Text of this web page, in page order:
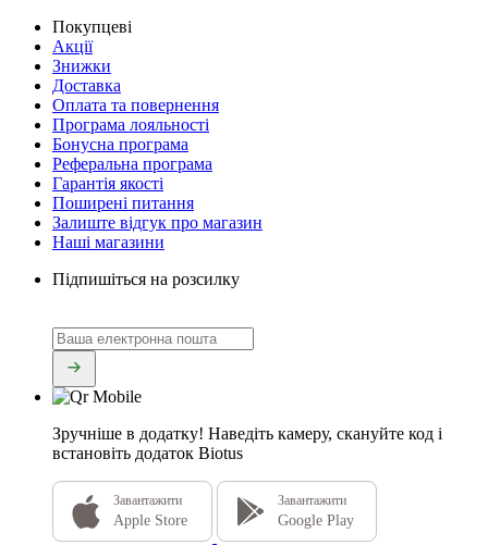
Покупцеві
Акції
Знижки
Доставка
Оплата та повернення
Програма лояльності
Бонусна програма
Реферальна програма
Гарантія якості
Поширені питання
Залиште відгук про магазин
Наші магазини
Підпишіться на розсилку
Зручніше в додатку! Наведіть камеру, скануйте код і
встановіть додаток Biotus
Завантажити
Apple Store
Завантажити
Google Play